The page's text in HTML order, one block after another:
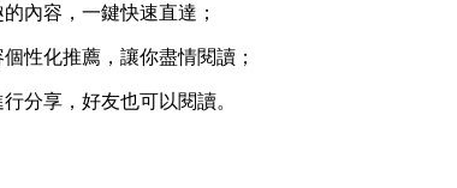
內容，一鍵快速直達；
性化推薦，讓你盡情閱讀；
分享，好友也可以閱讀。